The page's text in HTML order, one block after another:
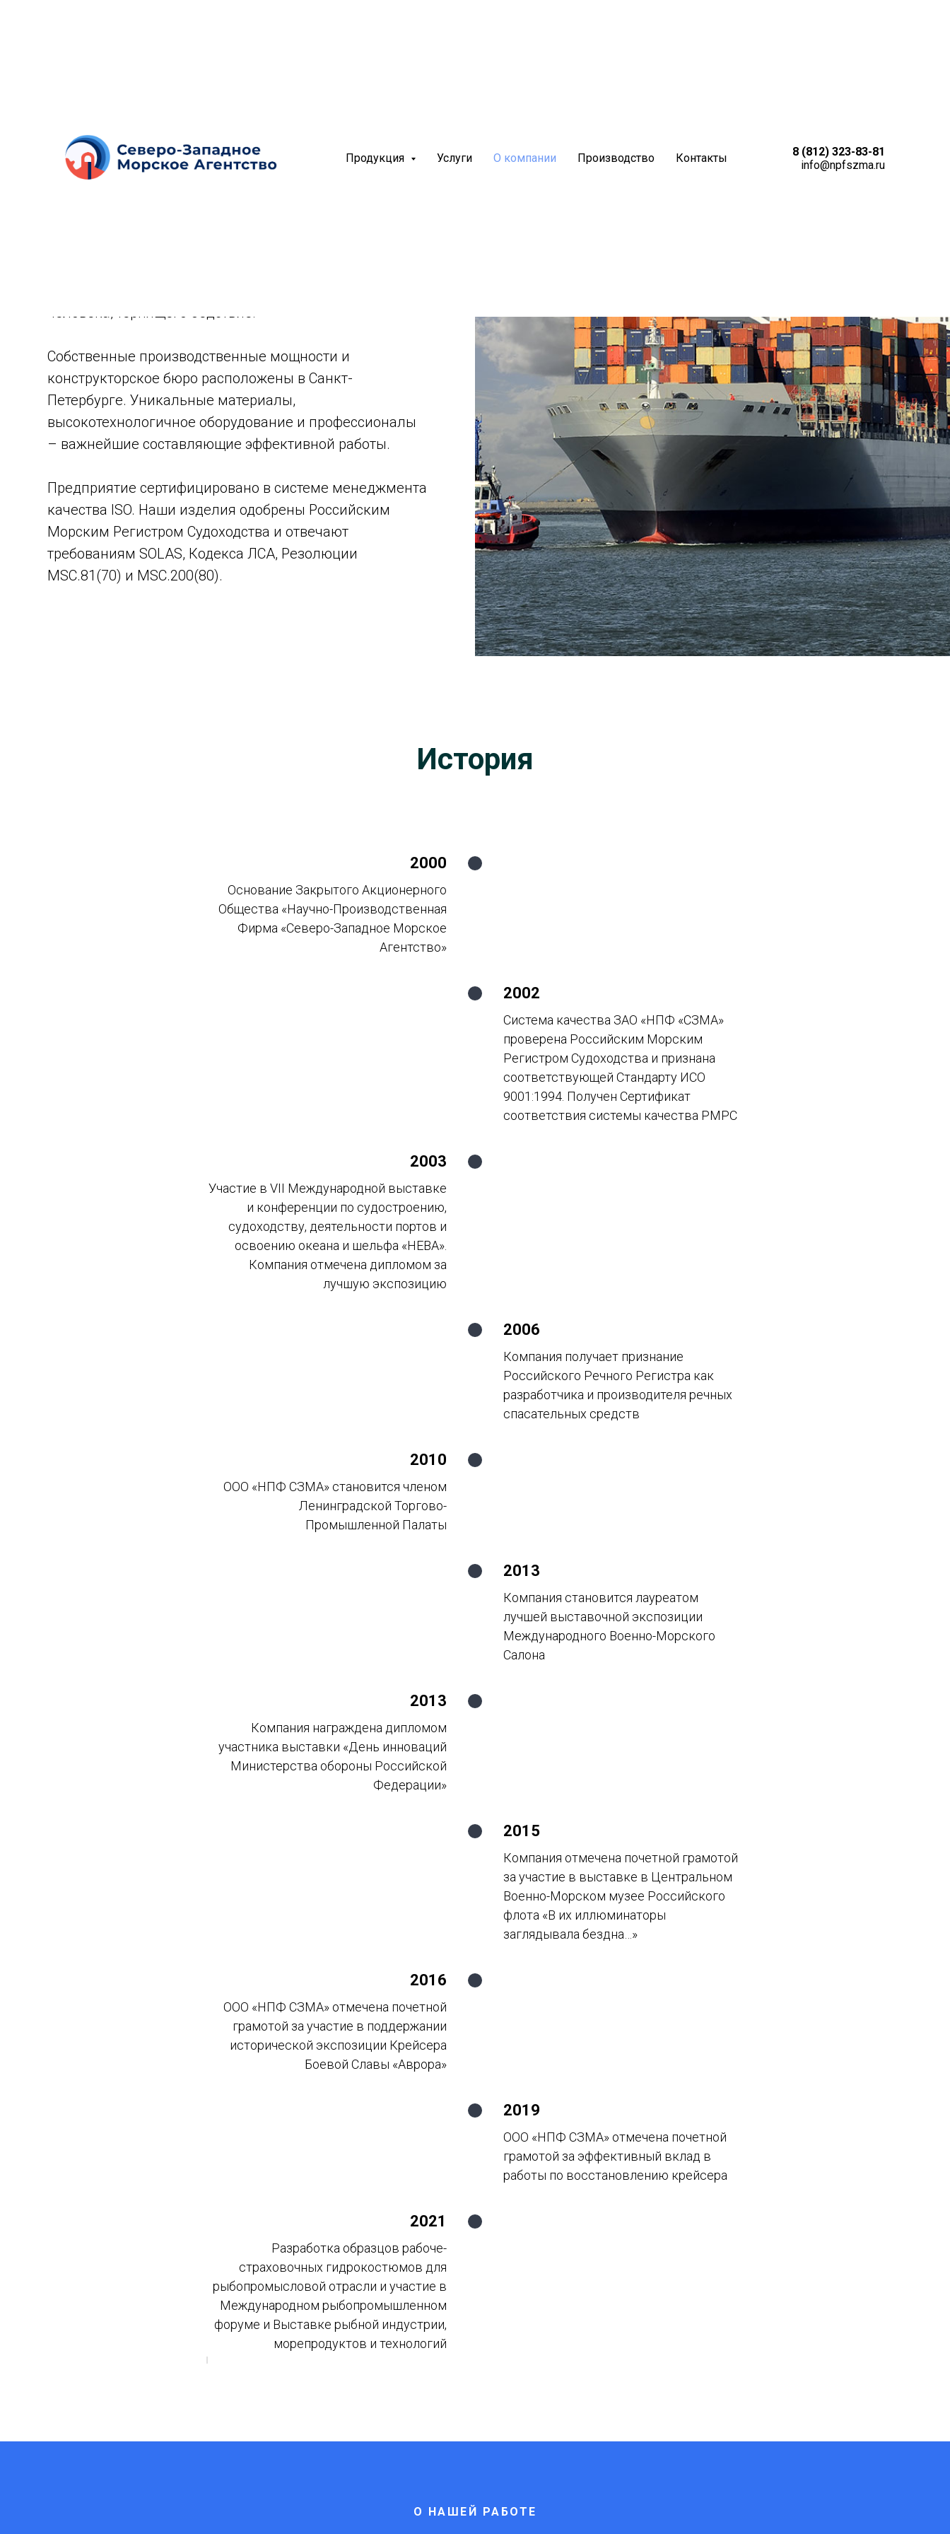
Продукция Услуги О компании Производство Контакты
8 (812) 323-83-81
info@npfszma.ru
О компании
человека, терпящего бедствие.
Собственные производственные мощности и
конструкторское бюро расположены в Санкт-
Петербурге. Уникальные материалы,
высокотехнологичное оборудование и профессионалы
– важнейшие составляющие эффективной работы.
Предприятие сертифицировано в системе менеджмента
качества ISO. Наши изделия одобрены Российским
Морским Регистром Судоходства и отвечают
требованиям SOLAS, Кодекса ЛСА, Резолюции
MSC.81(70) и MSC.200(80).
История
2000
Основание Закрытого Акционерного
Общества «Научно-Производственная
Фирма «Северо-Западное Морское
Агентство»
2002
Система качества ЗАО «НПФ «СЗМА»
проверена Российским Морским
Регистром Судоходства и признана
соответствующей Стандарту ИСО
9001:1994. Получен Сертификат
соответствия системы качества РМРС
2003
Участие в VII Международной выставке
и конференции по судостроению,
судоходству, деятельности портов и
освоению океана и шельфа «НЕВА».
Компания отмечена дипломом за
лучшую экспозицию
2006
Компания получает признание
Российского Речного Регистра как
разработчика и производителя речных
спасательных средств
2010
ООО «НПФ СЗМА» становится членом
Ленинградской Торгово-
Промышленной Палаты
2013
Компания становится лауреатом
лучшей выставочной экспозиции
Международного Военно-Морского
Салона
2013
Компания награждена дипломом
участника выставки «День инноваций
Министерства обороны Российской
Федерации»
2015
Компания отмечена почетной грамотой
за участие в выставке в Центральном
Военно-Морском музее Российского
флота «В их иллюминаторы
заглядывала бездна…»
2016
ООО «НПФ СЗМА» отмечена почетной
грамотой за участие в поддержании
исторической экспозиции Крейсера
Боевой Славы «Аврора»
2019
ООО «НПФ СЗМА» отмечена почетной
грамотой за эффективный вклад в
работы по восстановлению крейсера
2021
Разработка образцов рабоче-
страховочных гидрокостюмов для
рыбопромысловой отрасли и участие в
Международном рыбопромышленном
форуме и Выставке рыбной индустрии,
морепродуктов и технологий
О НАШЕЙ РАБОТЕ